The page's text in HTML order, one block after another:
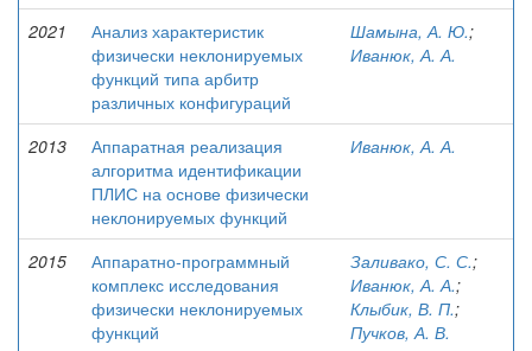
2021
Анализ характеристик
физически неклонируемых
функций типа арбитр
различных конфигураций
Шамына, А. Ю.;
Иванюк, А. А.
2013
Аппаратная реализация
алгоритма идентификации
ПЛИС на основе физически
неклонируемых функций
Иванюк, А. А.
2015
Аппаратно-программный
комплекс исследования
физически неклонируемых
функций
Заливако, С. С.;
Иванюк, А. А.;
Клыбик, В. П.;
Пучков, А. В.